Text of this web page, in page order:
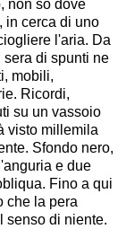
non so dove
in cerca di uno
l'aria. Da
di spunti ne
mobili,
Ricordi,
su un vassoio
visto millemila
Sfondo nero,
e due
Fino a qui
che la pera
senso di niente.